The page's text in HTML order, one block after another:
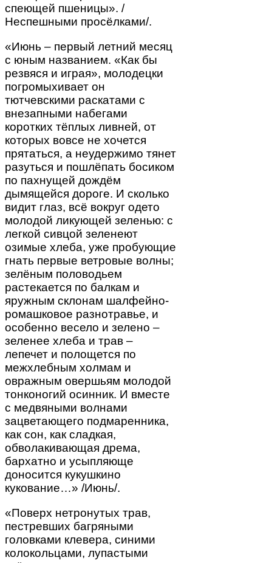
спеющей пшеницы». /
Неспешными просёлками/.
«Июнь – первый летний месяц
с юным названием. «Как бы
резвяся и играя», молодецки
погромыхивает он
тютчевскими раскатами с
внезапными набегами
коротких тёплых ливней, от
которых вовсе не хочется
прятаться, а неудержимо тянет
разуться и пошлёпать босиком
по пахнущей дождём
дымящейся дороге. И сколько
видит глаз, всё вокруг одето
молодой ликующей зеленью: с
легкой сивцой зеленеют
озимые хлеба, уже пробующие
гнать первые ветровые волны;
зелёным половодьем
растекается по балкам и
яружным склонам шалфейно-
ромашковое разнотравье, и
особенно весело и зелено –
зеленее хлеба и трав –
лепечет и полощется по
межхлебным холмам и
овражным овершьям молодой
тонконогий осинник. И вместе
с медвяными волнами
зацветающего подмаренника,
как сон, как сладкая,
обволакивающая дрема,
бархатно и усыпляюще
доносится кукушкино
кукование…» /Июнь/.
«Поверх нетронутых трав,
пестревших багряными
головками клевера, синими
колокольцами, лупастыми